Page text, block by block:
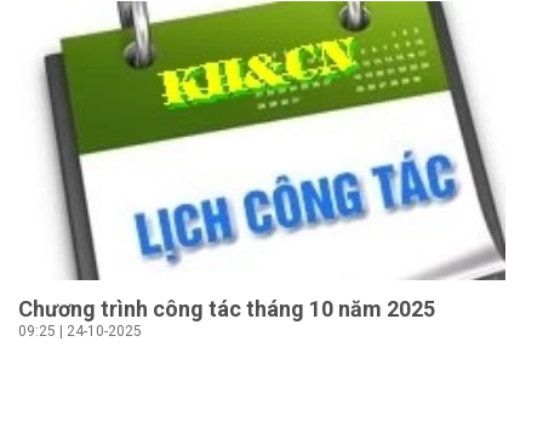
Chương trình công tác tháng 10 năm 2025
09:25 | 24-10-2025